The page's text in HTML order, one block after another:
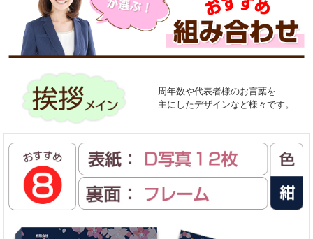
周年数や代表者様のお言葉を
主にしたデザインなど様々です。